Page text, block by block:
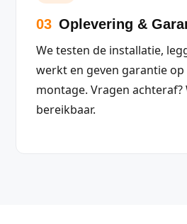
03 Oplevering &
We testen de installatie,
werkt en geven garantie
montage. Vragen achteraf?
bereikbaar.